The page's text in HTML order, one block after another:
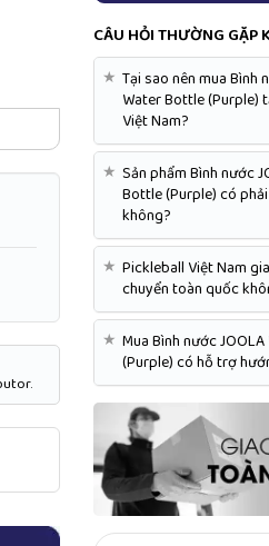
CÂU HỎI THƯỜNG GẶP
★ Tại sao nên mua Bình
Water Bottle (Purple)
Việt Nam?
★ Sản phẩm Bình nước
Bottle (Purple) có
không?
★ Pickleball Việt Nam
chuyển toàn quốc
★ Mua Bình nước
(Purple) có hỗ trợ